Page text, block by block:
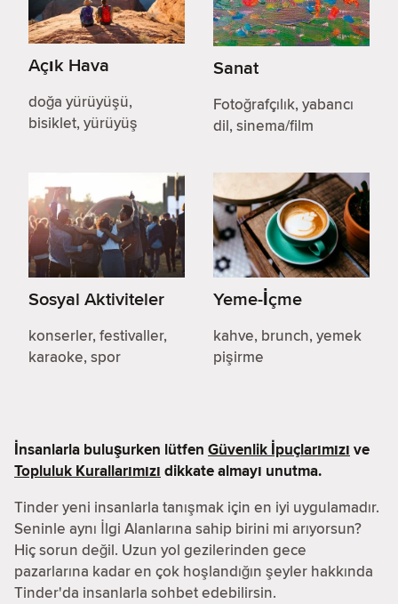
Açık Hava
doğa yürüyüşü,
bisiklet, yürüyüş
Sanat
Fotoğrafçılık, yabancı
dil, sinema/film
Sosyal Aktiviteler
konserler, festivaller,
karaoke, spor
Yeme-İçme
kahve, brunch, yemek
pişirme
İnsanlarla buluşurken lütfen Güvenlik İpuçlarımızı ve
Topluluk Kurallarımızı dikkate almayı unutma.
Tinder yeni insanlarla tanışmak için en iyi uygulamadır.
Seninle aynı İlgi Alanlarına sahip birini mi arıyorsun?
Hiç sorun değil. Uzun yol gezilerinden gece
pazarlarına kadar en çok hoşlandığın şeyler hakkında
Tinder'da insanlarla sohbet edebilirsin.